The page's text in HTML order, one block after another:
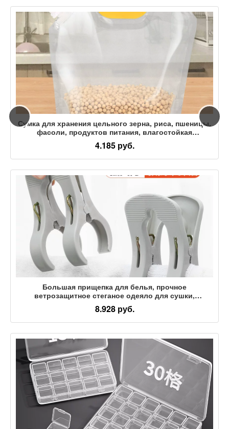
Сумка для хранения цельного зерна, риса, пшеницы,
фасоли, продуктов питания, влагостойкая
герметичная коробка, переносная прозрачная
герметичная сумка, резервуар для хранения
4.185 руб.
Большая прищепка для белья, прочное
ветрозащитное стеганое одеяло для сушки,
пластиковый бесшовный зажим для одеяла,
держатель для простыней, зажим для одежды
8.928 руб.